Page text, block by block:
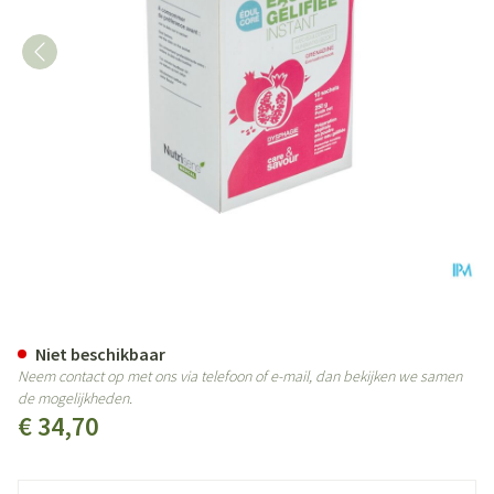
€ 34,70
Niet beschikbaar
Neem contact op met ons via telefoon of e-mail, dan bekijken we samen
de mogelijkheden.